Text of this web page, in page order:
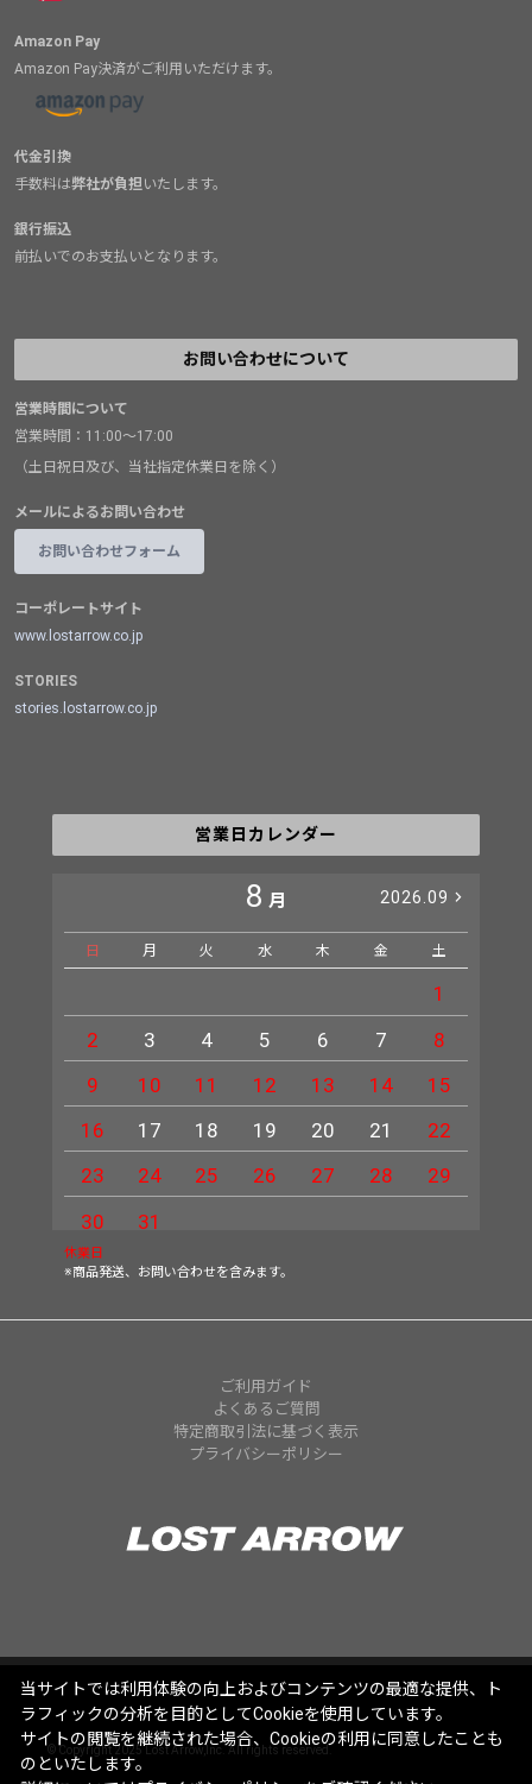
Amazon Pay
Amazon Pay決済がご利用いただけます。
代金引換
手数料は弊社が負担いたします。
銀行振込
前払いでのお支払いとなります。
お問い合わせについて
営業時間について
営業時間：11:00～17:00
（土日祝日及び、当社指定休業日を除く）
メールによるお問い合わせ
お問い合わせフォーム
コーポレートサイト
www.lostarrow.co.jp
STORIES
stories.lostarrow.co.jp
営業日カレンダー
8 月 2026.09
日 月 火 水 木 金 土
1
2
3 4 5 6 7
8
9
10 11 12 13 14
15
16
17 18 19 20 21
22
23
24 25 26 27 28
29
30
31
休業日
※商品発送、お問い合わせを含みます。
ご利用ガイド
よくあるご質問
特定商取引法に基づく表示
プライバシーポリシー
© Copyright 2025 Lost Arrow,Inc. All rights reserved.
当サイトでは利用体験の向上およびコンテンツの最適な提供、ト
ラフィックの分析を目的としてCookieを使用しています。
サイトの閲覧を継続された場合、Cookieの利用に同意したことも
のといたします。